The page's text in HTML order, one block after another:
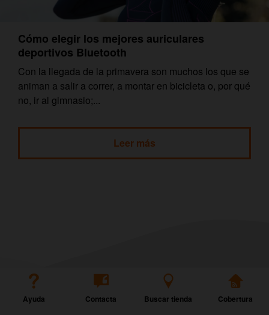
Cómo elegir los mejores auriculares
deportivos Bluetooth
Con la llegada de la primavera son muchos los que se
animan a salir a correr, a montar en bicicleta o, por qué
no, ir al gimnasio;...
Leer más
Ayuda Contacta Buscar tienda Cobertura